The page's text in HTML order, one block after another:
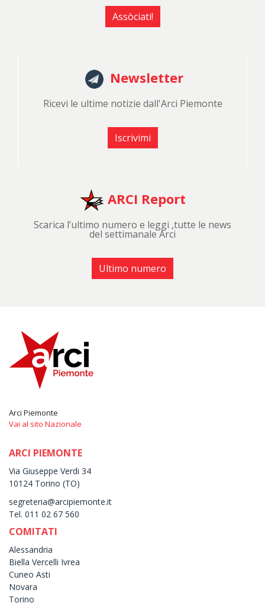
Assòciati!
Newsletter
Ricevi le ultime notizie dall'Arci Piemonte
Iscrivimi
ARCI Report
Scarica l’ultimo numero e leggi ,tutte le news
del settimanale Arci
Ultimo numero
Arci Piemonte
Vai al sito Nazionale
ARCI PIEMONTE
Via Giuseppe Verdi 34
10124 Torino (TO)
segreteria@arcipiemonte.it
Tel. 011 02 67 560
COMITATI
Alessandria
Biella Vercelli Ivrea
Cuneo Asti
Novara
Torino